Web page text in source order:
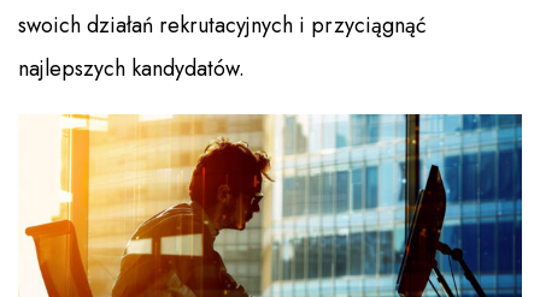
swoich działań rekrutacyjnych i przyciągnąć
najlepszych kandydatów.